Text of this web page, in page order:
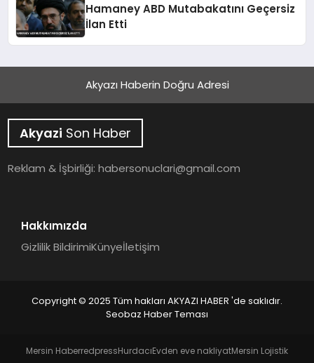
Hamaney ABD Mutabakatını Geçersiz
İlan Etti
Akyazı Haberin Doğru Adresi
Akyazi Son Haber
Reklam & İşbirliği:habersonuclari@gmail.com
Hakkımızda
Gizlilik BildirimiKünyeİletişim
Copyright © 2025 Tüm hakları AKYAZI HABER 'de saklıdır.
Seobaz Haber Teması
Mersin HaberredpressHurdacıEvden eve nakliyatMersin Lojistik